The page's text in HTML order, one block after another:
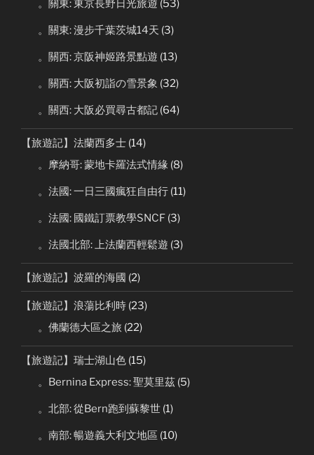
。關東: 東京長野日光旅遊 (53)
。關東: 漫步千葉茨城14天 (3)
。關西: 京阪神姬路景點遊 (13)
。關西: 大阪初詣の雪景象 (32)
。關西: 大阪必買尋古都記 (64)
【旅遊記】法蘭西多士 (14)
。摩納哥: 蒙地卡羅法式情緣 (8)
。法國: 一日三國瘋狂自由行 (11)
。法國: 國鐵訂票教學SNCF (3)
。法國北部: 上法蘭西輕鬆遊 (3)
【旅遊記】波羅的海國 (2)
【旅遊記】浪蕩比利時 (23)
。佛蘭德大區之旅 (22)
【旅遊記】瑞士湖山色 (15)
。Bernina Express: 聖莫里茲 (5)
。北部: 從Bern跑到蘇黎世 (1)
。南部: 暢遊義大利文地區 (10)